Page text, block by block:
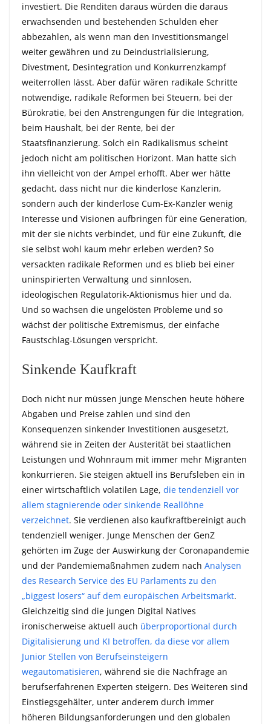
investiert. Die Renditen daraus würden die daraus
erwachsenden und bestehenden Schulden eher
abbezahlen, als wenn man den Investitionsmangel
weiter gewähren und zu Deindustrialisierung,
Divestment, Desintegration und Konkurrenzkampf
weiterrollen lässt. Aber dafür wären radikale Schritte
notwendige, radikale Reformen bei Steuern, bei der
Bürokratie, bei den Anstrengungen für die Integration,
beim Haushalt, bei der Rente, bei der
Staatsfinanzierung. Solch ein Radikalismus scheint
jedoch nicht am politischen Horizont. Man hatte sich
ihn vielleicht von der Ampel erhofft. Aber wer hätte
gedacht, dass nicht nur die kinderlose Kanzlerin,
sondern auch der kinderlose Cum-Ex-Kanzler wenig
Interesse und Visionen aufbringen für eine Generation,
mit der sie nichts verbindet, und für eine Zukunft, die
sie selbst wohl kaum mehr erleben werden? So
versackten radikale Reformen und es blieb bei einer
uninspirierten Verwaltung und sinnlosen,
ideologischen Regulatorik-Aktionismus hier und da.
Und so wachsen die ungelösten Probleme und so
wächst der politische Extremismus, der einfache
Faustschlag-Lösungen verspricht.
Sinkende Kaufkraft
Doch nicht nur müssen junge Menschen heute höhere
Abgaben und Preise zahlen und sind den
Konsequenzen sinkender Investitionen ausgesetzt,
während sie in Zeiten der Austerität bei staatlichen
Leistungen und Wohnraum mit immer mehr Migranten
konkurrieren. Sie steigen aktuell ins Berufsleben ein in
einer wirtschaftlich volatilen Lage, die tendenziell vor
allem stagnierende oder sinkende Reallöhne
verzeichnet. Sie verdienen also kaufkraftbereinigt auch
tendenziell weniger. Junge Menschen der GenZ
gehörten im Zuge der Auswirkung der Coronapandemie
und der Pandemiemaßnahmen zudem nach Analysen
des Research Service des EU Parlaments zu den
„biggest losers“ auf dem europäischen Arbeitsmarkt.
Gleichzeitig sind die jungen Digital Natives
ironischerweise aktuell auch überproportional durch
Digitalisierung und KI betroffen, da diese vor allem
Junior Stellen von Berufseinsteigern
wegautomatisieren, während sie die Nachfrage an
berufserfahrenen Experten steigern. Des Weiteren sind
Einstiegsgehälter, unter anderem durch immer
höheren Bildungsanforderungen und den globalen